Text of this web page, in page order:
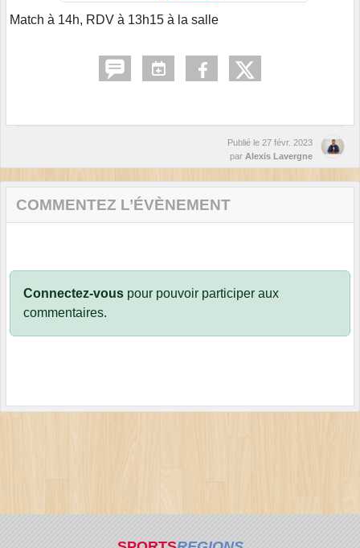
Match à 14h, RDV à 13h15 à la salle
Publié le 27 févr. 2023
par Alexis Lavergne
COMMENTEZ L’ÉVÈNEMENT
Connectez-vous pour pouvoir participer aux
commentaires.